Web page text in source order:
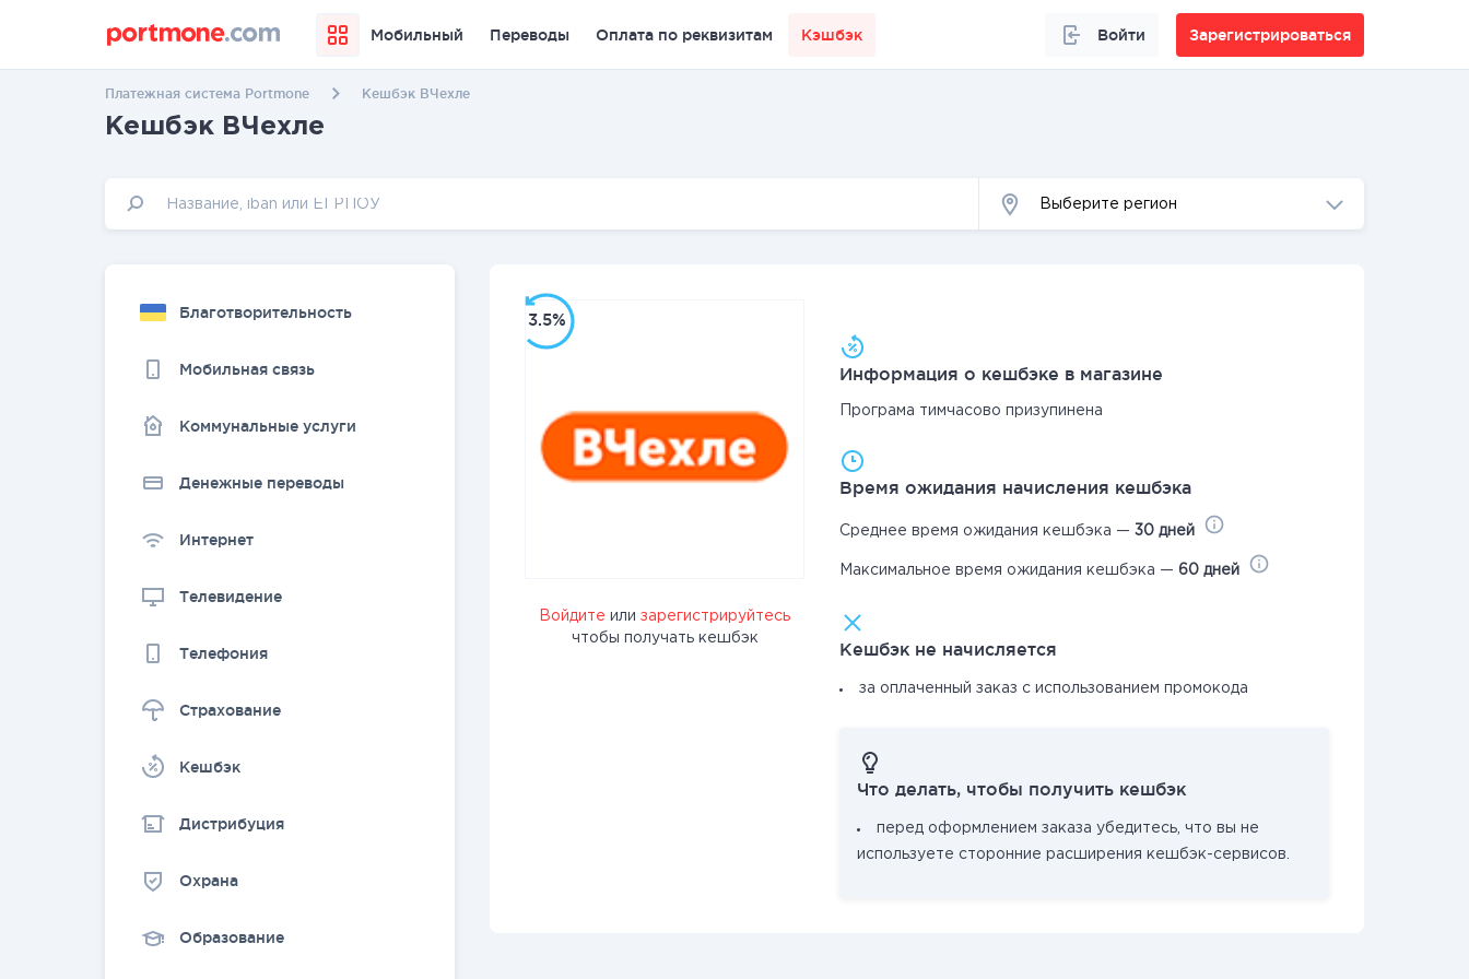
Мобильный Переводы Оплата по реквизитам Кэшбэк Войти Зарегистрироваться
Платежная система Portmone Кешбэк ВЧехле
Кешбэк ВЧехле
Выберите регион
Благотворительность
Мобильная связь
Коммунальные услуги
Денежные переводы
Интернет
Телевидение
Телефония
Страхование
Kешбэк
Дистрибуция
Охрана
Образование
3.5%
Войдите или зарегистрируйтесь
чтобы получать кешбэк
Информация о кешбэке в магазине
Програма тимчасово призупинена
Время ожидания начисления кешбэка
Среднее время ожидания кешбэка — 30 дней
Максимальное время ожидания кешбэка — 60 дней
Кешбэк не начисляется
за оплаченный заказ с использованием промокода
Что делать, чтобы получить кешбэк
перед оформлением заказа убедитесь, что вы не
используете сторонние расширения кешбэк-сервисов.